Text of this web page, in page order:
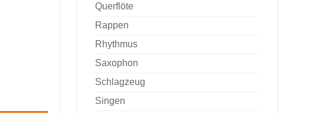
Querflöte
Rappen
Rhythmus
Saxophon
Schlagzeug
Singen